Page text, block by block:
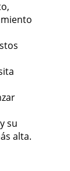
su
alta.